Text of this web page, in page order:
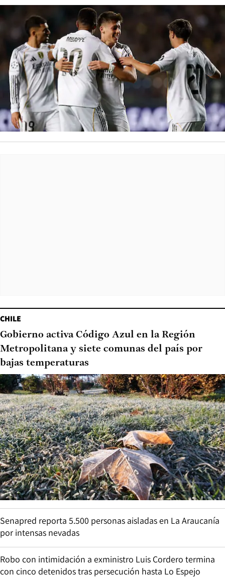
CHILE
Gobierno activa Código Azul en la Región
Metropolitana y siete comunas del país por
bajas temperaturas
Senapred reporta 5.500 personas aisladas en La Araucanía
por intensas nevadas
Robo con intimidación a exministro Luis Cordero termina
con cinco detenidos tras persecución hasta Lo Espejo